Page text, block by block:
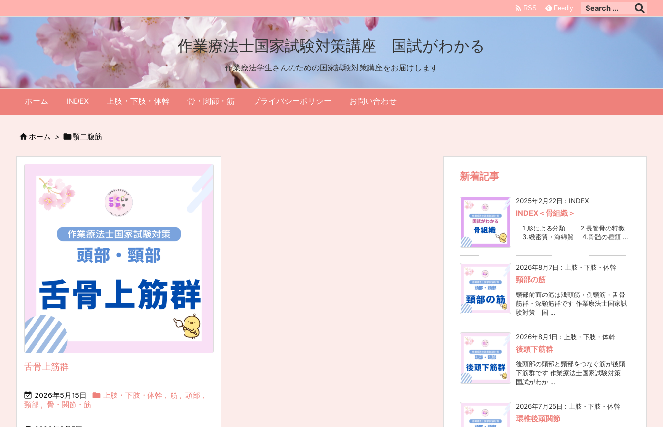
作業療法士国家試験対策講座 国試がわかる
作業療法学生さんのための国家試験対策講座をお届けします
ホーム INDEX 上肢・下肢・体幹 骨・関節・筋 プライバシーポリシー お問い合わせ
 RSS Feedly
ホーム > 顎二腹筋
舌骨上筋群
 2026年5月15日  上肢・下肢・体幹 , 筋 , 頭部 ,
頸部 , 骨・関節・筋
新着記事
2025年2月22日 : INDEX
INDEX＜骨組織＞
1.形による分類 2.長管骨の特徴
3.緻密質・海綿質 4.骨髄の種類 ...
2026年8月7日 : 上肢・下肢・体幹
頸部の筋
頸部前面の筋は浅頸筋・側頸筋・舌骨
筋群・深頸筋群です 作業療法士国家試
験対策 国 ...
2026年8月1日 : 上肢・下肢・体幹
後頭下筋群
後頭部の頭部と頸部をつなぐ筋が後頭
下筋群です 作業療法士国家試験対策
国試がわか ...
2026年7月25日 : 上肢・下肢・体幹
環椎後頭関節